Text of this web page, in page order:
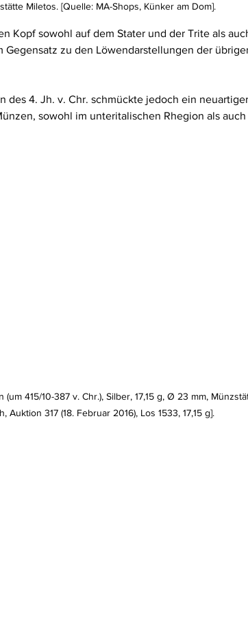
Miletos. [Quelle: MA-Shops, Künker am Dom].
Kopf sowohl auf dem Stater und der Trite als
Gegensatz zu den Löwendarstellungen der
des 4. Jh. v. Chr. schmückte jedoch ein
sowohl im unteritalischen Rhegion als auch
(um 415/10-387 v. Chr.), Silber, 17,15 g, Ø 23 mm,
Auktion 317 (18. Februar 2016), Los 1533, 17,15 g].